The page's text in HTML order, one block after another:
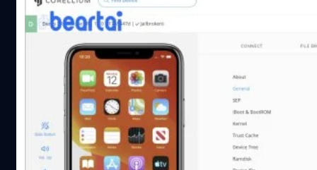
เทคโนโลยีโทรคมนาคม 4G LTE และ LTE-A จำนวนมากที่สุด
ตั้งแต่ปี 2555 ถึง 2559 รวมทั้งได้ฟ้องร้องเรื่องสิทธิบัตรมา
แล้ว เริ่มจากปี 2560 LG ได้ฟ้องร้อง BLU ผู้ผลิตโทรศัพท์ใน
สหรัฐอเมริกาละเมิดสิทธิบัตร LTE หลังจากการฟ้องร้อง LG
และ BLU ก็ได้ตกลงทำสัญญาลิขสิทธิ์กัน และปี…
Apple ยื่นฟ้องบริษัท Corellium ก๊อบปี้ iOS
สร้าง Virtual iPhone ออกมาขาย
จากข่าวหนึ่งปีก่อน บริษัท Corellium ได้สร้าง Virtual iPhone
ที่สามารถเรียกเปิดบนคอมพิวเตอร์และมีเมนูเลือกรุ่นของ iOS
เพื่อนำออกมาขาย ล่าสุด Apple ไม่ทนแล้ว ได้ยื่นฟ้องให้ปิด
Virtual iPhone โดยกล่าวหาว่า การคัดลอก iOS ที่เป็น
ทรัพย์สินทางปัญญาของ Apple จึงขอใช้สิทธิ์ออกมาเรียกร้อง
เพื่อหยุดสินค้าที่ผิดกฎหมายนี้ เพราะ Apple กังวลว่า Virtual
ศิลา วงศ์เจริญ| 2538 days ago